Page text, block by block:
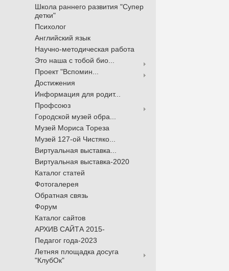
Школа раннего развития "Супер
детки"
Психолог
Английский язык
Научно-методическая работа
Это наша с тобой био...
Проект "Вспомин...
Достижения
Информация для родит...
Профсоюз
Городской музей обра...
Музей Мориса Тореза
Музей 127-ой Чистяко...
Виртуальная выставка...
Виртуальная выставка-2020
Каталог статей
Фотогалерея
Обратная связь
Форум
Каталог сайтов
АРХИВ САЙТА 2015-
Педагог года-2023
Летняя площадка досуга
"КлубОк"